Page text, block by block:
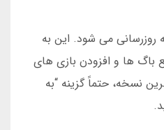
روزرسانی می شود. این به
باگ ها و افزودن بازی های
نسخه، حتماً گزینه “به